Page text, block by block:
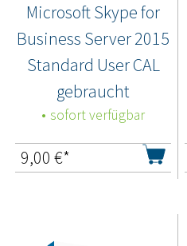
Microsoft Skype for
Business Server 2015
Standard User CAL
gebraucht
sofort verfügbar
9,00 €*